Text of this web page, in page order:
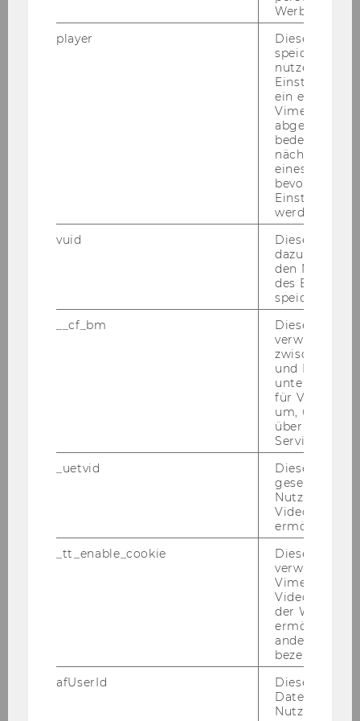
Studieren als Programmteilnehmer*in
FAQs
Weitere Anlaufstellen und
Unterstützungsmöglichkeiten
WU Impact Community
JUS+ Lab
Werbung
player
Dieses Cookie
speichert
ein
Vimeo-Video
abgespielt
bedeutet,
nächsten
eines Vimeo-
bevorzugten
werden.
vuid
Dieser
dazu
den
des
speichern.
__cf_bm
Dieses
verwendet,
zwischen
und Bots zu
für Vimeo
um, um
über die
Service zu
_uetvid
Dieses
gesetzt, um
Nutzung des
Videoplayers
ermöglichen
_tt_enable_cookie
Dieses
verwendet,
Vimeo-
der WU-
ermöglichen
andere nicht
bezeichnete
afUserId
Dieses
Daten von